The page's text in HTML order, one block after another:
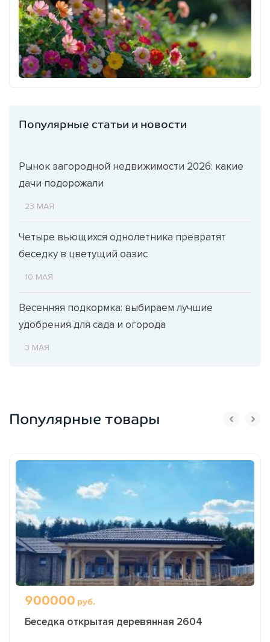
Популярные статьи и новости
Рынок загородной недвижимости 2026: какие
дачи подорожали
23 МАЯ
Четыре вьющихся однолетника превратят
беседку в цветущий оазис
10 МАЯ
Весенняя подкормка: выбираем лучшие
удобрения для сада и огорода
3 МАЯ
Популярные товары
900000 руб.
Беседка открытая деревянная 2604